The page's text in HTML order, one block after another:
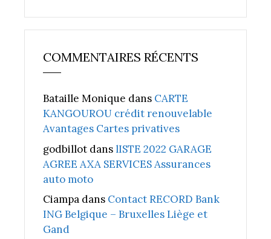
COMMENTAIRES RÉCENTS
Bataille Monique dans CARTE
KANGOUROU crédit renouvelable
Avantages Cartes privatives
godbillot danslISTE 2022 GARAGE
AGREE AXA SERVICES Assurances
auto moto
Ciampa dans Contact RECORD Bank
ING Belgique – Bruxelles Liège et
Gand